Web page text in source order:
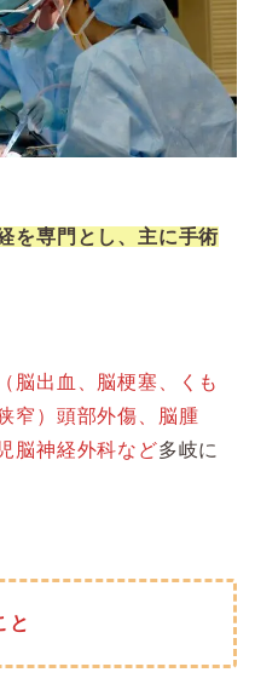
を専門とし、主に手術
脳出血、脳梗塞、くも
窄）頭部外傷、脳腫
脳神経外科など多岐に
と